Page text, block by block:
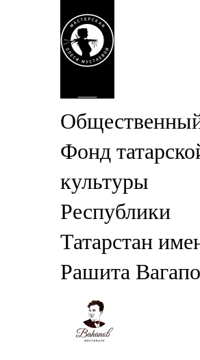
Фонд
культуры
Республики
Татарстан
Рашита